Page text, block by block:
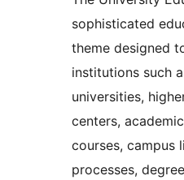
sophisticated
theme designed
institutions such
universities,
centers,
courses, campus
processes,